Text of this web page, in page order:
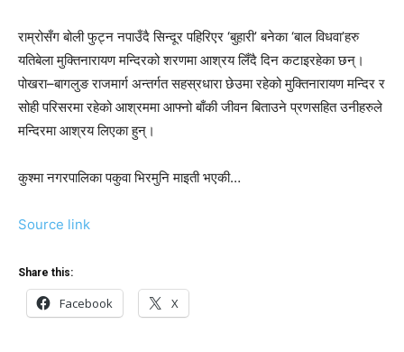
राम्रोसँग बोली फुट्न नपाउँदै सिन्दूर पहिरिएर ‘बुहारी’ बनेका ‘बाल विधवा’हरु
यतिबेला मुक्तिनारायण मन्दिरको शरणमा आश्रय लिँदै दिन कटाइरहेका छन्।
पोखरा–बागलुङ राजमार्ग अन्तर्गत सहस्रधारा छेउमा रहेको मुक्तिनारायण मन्दिर र
सोही परिसरमा रहेको आश्रममा आफ्नो बाँकी जीवन बिताउने प्रणसहित उनीहरुले
मन्दिरमा आश्रय लिएका हुन्।
कुश्मा नगरपालिका पकुवा भिरमुनि माइती भएकी…
Source link
Share this:
Facebook X